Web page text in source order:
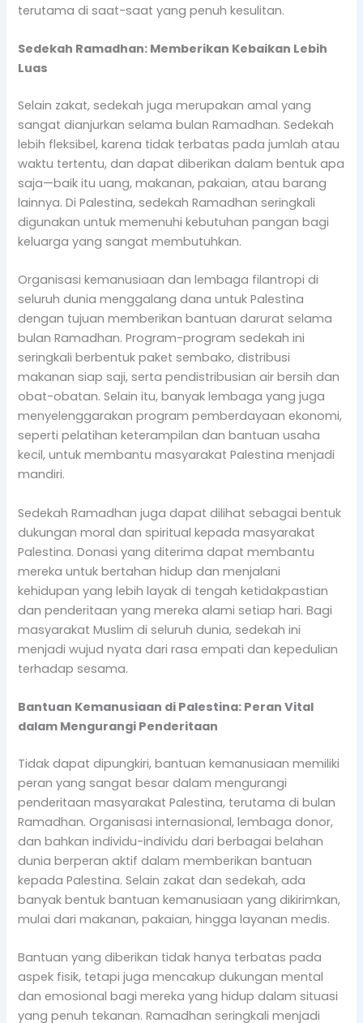
terutama di saat-saat yang penuh kesulitan.
Sedekah Ramadhan: Memberikan Kebaikan Lebih
Luas
Selain zakat, sedekah juga merupakan amal yang
sangat dianjurkan selama bulan Ramadhan. Sedekah
lebih fleksibel, karena tidak terbatas pada jumlah atau
waktu tertentu, dan dapat diberikan dalam bentuk apa
saja—baik itu uang, makanan, pakaian, atau barang
lainnya. Di Palestina, sedekah Ramadhan seringkali
digunakan untuk memenuhi kebutuhan pangan bagi
keluarga yang sangat membutuhkan.
Organisasi kemanusiaan dan lembaga filantropi di
seluruh dunia menggalang dana untuk Palestina
dengan tujuan memberikan bantuan darurat selama
bulan Ramadhan. Program-program sedekah ini
seringkali berbentuk paket sembako, distribusi
makanan siap saji, serta pendistribusian air bersih dan
obat-obatan. Selain itu, banyak lembaga yang juga
menyelenggarakan program pemberdayaan ekonomi,
seperti pelatihan keterampilan dan bantuan usaha
kecil, untuk membantu masyarakat Palestina menjadi
mandiri.
Sedekah Ramadhan juga dapat dilihat sebagai bentuk
dukungan moral dan spiritual kepada masyarakat
Palestina. Donasi yang diterima dapat membantu
mereka untuk bertahan hidup dan menjalani
kehidupan yang lebih layak di tengah ketidakpastian
dan penderitaan yang mereka alami setiap hari. Bagi
masyarakat Muslim di seluruh dunia, sedekah ini
menjadi wujud nyata dari rasa empati dan kepedulian
terhadap sesama.
Bantuan Kemanusiaan di Palestina: Peran Vital
dalam Mengurangi Penderitaan
Tidak dapat dipungkiri, bantuan kemanusiaan memiliki
peran yang sangat besar dalam mengurangi
penderitaan masyarakat Palestina, terutama di bulan
Ramadhan. Organisasi internasional, lembaga donor,
dan bahkan individu-individu dari berbagai belahan
dunia berperan aktif dalam memberikan bantuan
kepada Palestina. Selain zakat dan sedekah, ada
banyak bentuk bantuan kemanusiaan yang dikirimkan,
mulai dari makanan, pakaian, hingga layanan medis.
Bantuan yang diberikan tidak hanya terbatas pada
aspek fisik, tetapi juga mencakup dukungan mental
dan emosional bagi mereka yang hidup dalam situasi
yang penuh tekanan. Ramadhan seringkali menjadi